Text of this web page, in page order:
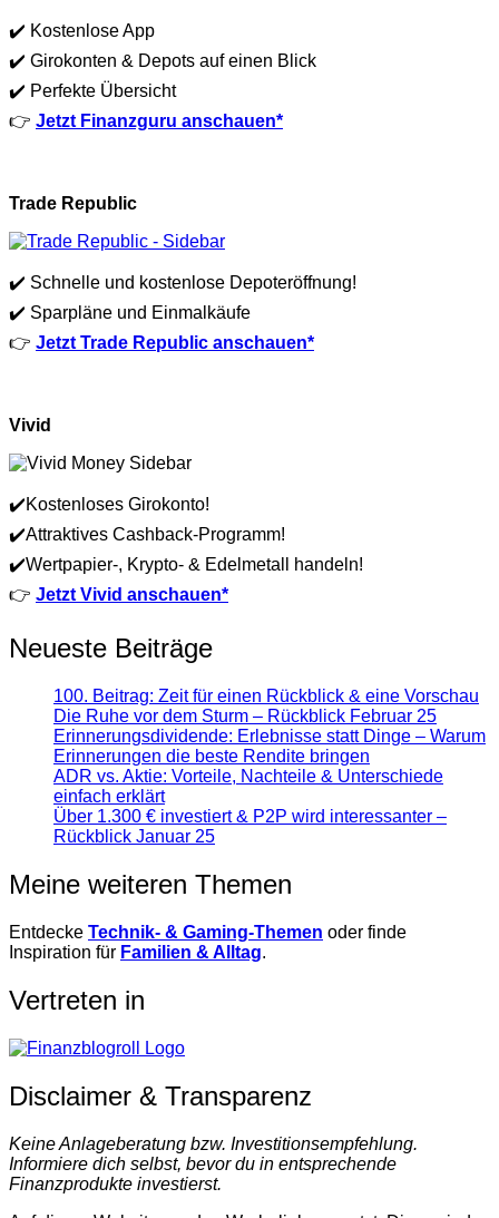
✔️ Kostenlose App
✔️ Girokonten & Depots auf einen Blick
✔️ Perfekte Übersicht
👉 Jetzt Finanzguru anschauen*
Trade Republic
✔️ Schnelle und kostenlose Depoteröffnung!
✔️ Sparpläne und Einmalkäufe
👉 Jetzt Trade Republic anschauen*
Vivid
✔️Kostenloses Girokonto!
✔️Attraktives Cashback-Programm!
✔️Wertpapier-, Krypto- & Edelmetall handeln!
👉 Jetzt Vivid anschauen*
Neueste Beiträge
100. Beitrag: Zeit für einen Rückblick & eine Vorschau
Die Ruhe vor dem Sturm – Rückblick Februar 25
Erinnerungsdividende: Erlebnisse statt Dinge – Warum
Erinnerungen die beste Rendite bringen
ADR vs. Aktie: Vorteile, Nachteile & Unterschiede
einfach erklärt
Über 1.300 € investiert & P2P wird interessanter –
Rückblick Januar 25
Meine weiteren Themen
Entdecke Technik- & Gaming-Themen oder finde
Inspiration für Familien & Alltag.
Vertreten in
Disclaimer & Transparenz
Keine Anlageberatung bzw. Investitionsempfehlung.
Informiere dich selbst, bevor du in entsprechende
Finanzprodukte investierst.